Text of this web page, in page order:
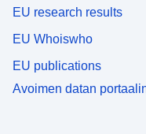
EU research results
EU Whoiswho
EU publications
Avoimen datan